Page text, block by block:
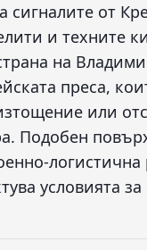
от
и техните
на
преса,
или
Подобен
условията